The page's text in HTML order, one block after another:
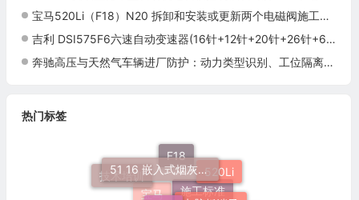
宝马520Li（F18）N20 拆卸和安装或更新两个电磁阀施工与复检标准
吉利 DSI575F6六速自动变速器(16针+12针+20针+26针+6针)端子
奔驰高压与天然气车辆进厂防护：动力类型识别、工位隔离与举升检查
热门标签
技术培训
F18
520Li
电脑板端子
奔驰
51 16 嵌入式烟灰缸托架